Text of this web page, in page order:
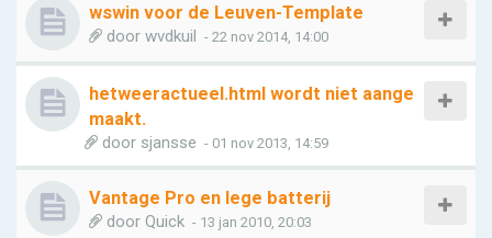
wswin voor de Leuven-Template
door wvdkuil - 22 nov 2014, 14:00
hetweeractueel.html wordt niet aange
maakt.
door sjansse - 01 nov 2013, 14:59
Vantage Pro en lege batterij
door Quick - 13 jan 2010, 20:03